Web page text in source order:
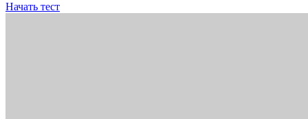
Начать тест